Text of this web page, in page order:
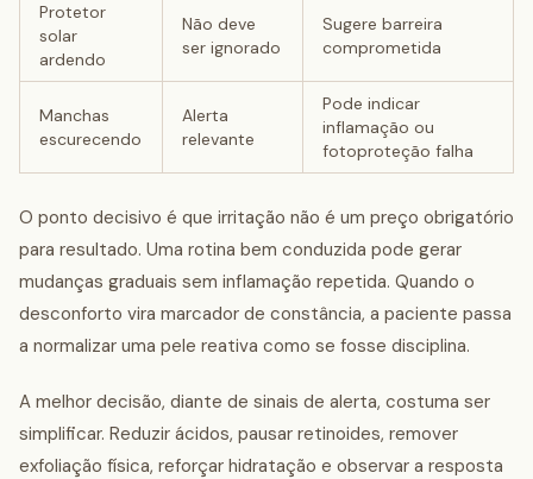
Protetor
solar
ardendo
Não deve
ser ignorado
Sugere barreira
comprometida
Manchas
escurecendo
Alerta
relevante
Pode indicar
inflamação ou
fotoproteção falha
O ponto decisivo é que irritação não é um preço obrigatório
para resultado. Uma rotina bem conduzida pode gerar
mudanças graduais sem inflamação repetida. Quando o
desconforto vira marcador de constância, a paciente passa
a normalizar uma pele reativa como se fosse disciplina.
A melhor decisão, diante de sinais de alerta, costuma ser
simplificar. Reduzir ácidos, pausar retinoides, remover
exfoliação física, reforçar hidratação e observar a resposta